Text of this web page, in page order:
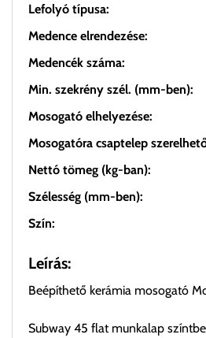
Lefolyó típusa:
Medence elrendezése:
Medencék száma:
Min. szekrény szél. (mm-ben):
Mosogató elhelyezése:
Mosogatóra csaptelep
Nettó tömeg (kg-ban):
Szélesség (mm-ben):
Szín:
Leírás:
Beépíthető kerámia mosogató
Subway 45 flat munkalap